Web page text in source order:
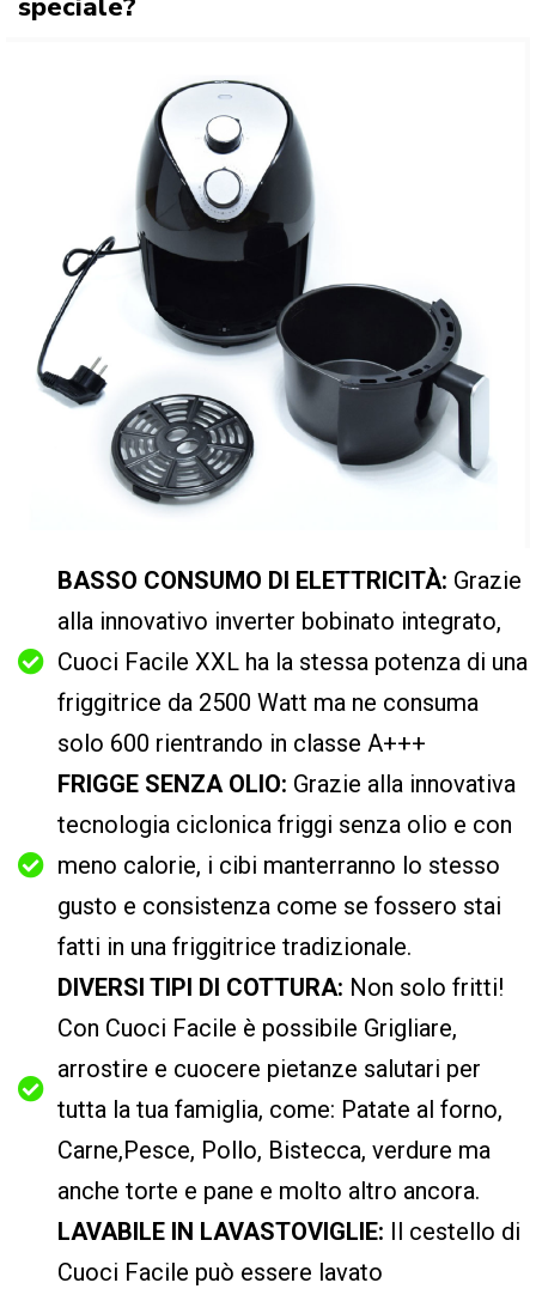
BASSO CONSUMO DI ELETTRICITÀ: Grazie
alla innovativo inverter bobinato integrato,
Cuoci Facile XXL ha la stessa potenza di una
friggitrice da 2500 Watt ma ne consuma
solo 600 rientrando in classe A+++
FRIGGE SENZA OLIO: Grazie alla innovativa
tecnologia ciclonica friggi senza olio e con
meno calorie, i cibi manterranno lo stesso
gusto e consistenza come se fossero stai
fatti in una friggitrice tradizionale.
DIVERSI TIPI DI COTTURA: Non solo fritti!
Con Cuoci Facile è possibile Grigliare,
arrostire e cuocere pietanze salutari per
tutta la tua famiglia, come: Patate al forno,
Carne,Pesce, Pollo, Bistecca, verdure ma
anche torte e pane e molto altro ancora.
LAVABILE IN LAVASTOVIGLIE: Il cestello di
Cuoci Facile può essere lavato